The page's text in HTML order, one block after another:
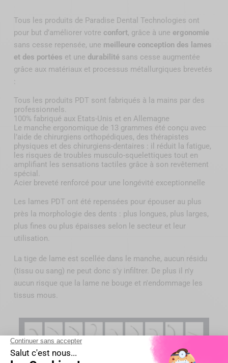
Tous les produits de Paradise Dental Technologies ont
pour but d’améliorer votre confort, grâce à une ergonomie
sans cesse repensée, une meilleure conception des lames
et des portées et une durabilité sans cesse augmentée
grâce aux matériaux et processus métallurgiques brevetés
:
Tous les produits PDT sont fabriqués à la mains par des
professionnels.
100% fabriqué aux Etats-Unis et en Allemagne
Le manche ergonomique de 13 grammes été conçu avec
l’aide de chirurgiens orthopédiques, des thérapistes
physiques et des chirurgiens-dentaires : il réduit la fatigue,
les risques de troubles musculo-squelettiques tout en
amplifiant les sensations tactiles grâce à son revêtement
spécial.
Acier breveté renforcé pour une longévité exceptionnelle
Les lames PDT ont été repensées pour épouser au plus
près la morphologie des dents : plus longues, plus larges,
plus fines ou plus épaisses selon le secteur et leur
utilisation.
La tige de lame est scellée dans le manche, aucun résidu
(tissu ou sang) ne peut donc s'y infiltrer. De plus il n'y
aucun risque que la lame ne bouge et n'endommage les
tissus mous.